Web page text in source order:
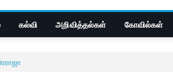
கல்வி அறிவித்தல்கள் கோவில்கள்